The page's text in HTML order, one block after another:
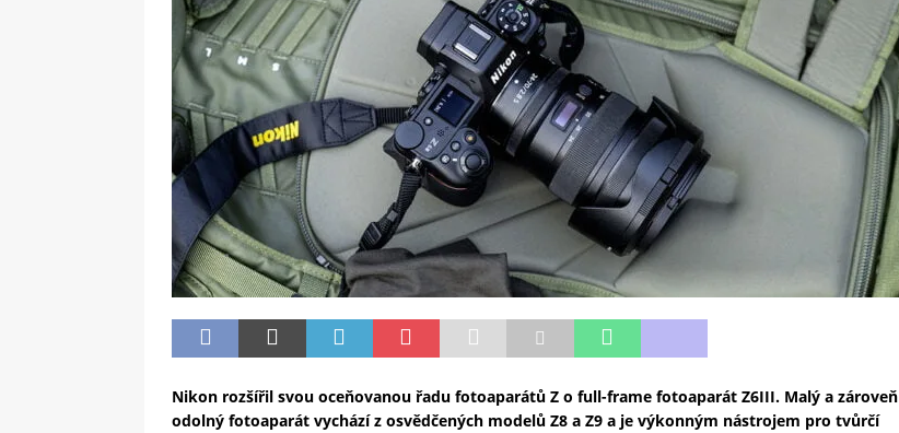
Nikon rozšířil svou oceňovanou řadu fotoaparátů Z o full-frame fotoaparát Z6III. Malý a zároveň
odolný fotoaparát vychází z osvědčených modelů Z8 a Z9 a je výkonným nástrojem pro tvůrčí